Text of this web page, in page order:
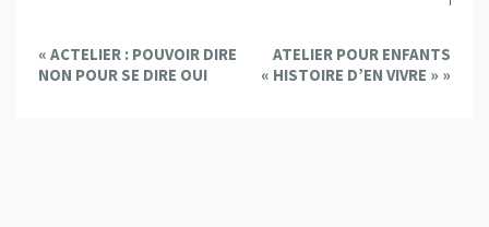
E
v
« ACTELIER : POUVOIR DIRE
NON POUR SE DIRE OUI
ATELIER POUR ENFANTS
« HISTOIRE D’EN VIVRE » »